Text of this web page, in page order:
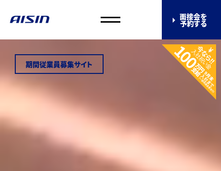
面接会を
予約する
期間従業員募集サイト